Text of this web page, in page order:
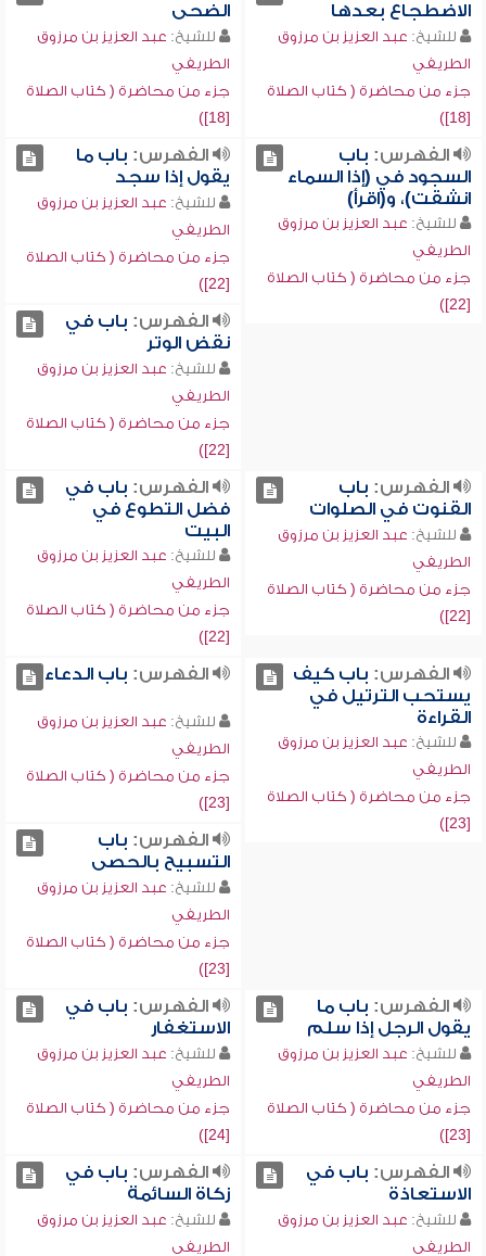
الاضطجاع بعدها
للشيخ: عبد العزيز بن مرزوق
الطريفي
جزء من محاضرة ( كتاب الصلاة
[18])
الضحى
للشيخ: عبد العزيز بن مرزوق
الطريفي
جزء من محاضرة ( كتاب الصلاة
[18])
الفهرس: باب
السجود في (إذا السماء
انشقت)، و(اقرأ)
للشيخ: عبد العزيز بن مرزوق
الطريفي
جزء من محاضرة ( كتاب الصلاة
[22])
الفهرس: باب ما
يقول إذا سجد
للشيخ: عبد العزيز بن مرزوق
الطريفي
جزء من محاضرة ( كتاب الصلاة
[22])
الفهرس: باب في
نقض الوتر
للشيخ: عبد العزيز بن مرزوق
الطريفي
جزء من محاضرة ( كتاب الصلاة
[22])
الفهرس: باب
القنوت في الصلوات
للشيخ: عبد العزيز بن مرزوق
الطريفي
جزء من محاضرة ( كتاب الصلاة
[22])
الفهرس: باب في
فضل التطوع في
البيت
للشيخ: عبد العزيز بن مرزوق
الطريفي
جزء من محاضرة ( كتاب الصلاة
[22])
الفهرس: باب كيف
يستحب الترتيل في
القراءة
للشيخ: عبد العزيز بن مرزوق
الطريفي
جزء من محاضرة ( كتاب الصلاة
[23])
الفهرس: باب الدعاء
للشيخ: عبد العزيز بن مرزوق
الطريفي
جزء من محاضرة ( كتاب الصلاة
[23])
الفهرس: باب
التسبيح بالحصى
للشيخ: عبد العزيز بن مرزوق
الطريفي
جزء من محاضرة ( كتاب الصلاة
[23])
الفهرس: باب ما
يقول الرجل إذا سلم
للشيخ: عبد العزيز بن مرزوق
الطريفي
جزء من محاضرة ( كتاب الصلاة
[23])
الفهرس: باب في
الاستغفار
للشيخ: عبد العزيز بن مرزوق
الطريفي
جزء من محاضرة ( كتاب الصلاة
[24])
الفهرس: باب في
الاستعاذة
للشيخ: عبد العزيز بن مرزوق
الطريفي
الفهرس: باب في
زكاة السائمة
للشيخ: عبد العزيز بن مرزوق
الطريفي